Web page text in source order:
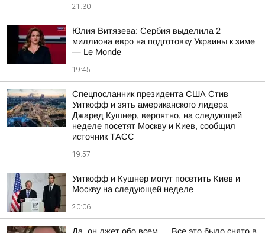
21:30
Юлия Витязева: Сербия выделила 2
миллиона евро на подготовку Украины к зиме
— Le Monde
19:45
Спецпосланник президента США Стив
Уиткофф и зять американского лидера
Джаред Кушнер, вероятно, на следующей
неделе посетят Москву и Киев, сообщил
источник ТАСС
19:57
Уиткофф и Кушнер могут посетить Киев и
Москву на следующей неделе
20:06